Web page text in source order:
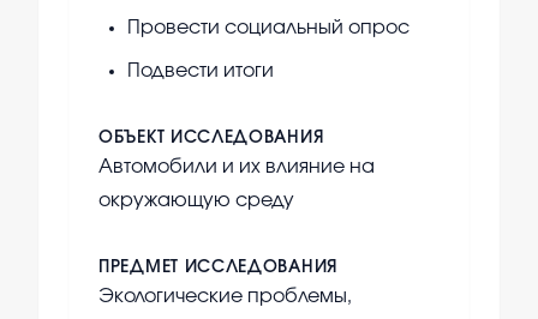
Провести социальный опрос
Подвести итоги
ОБЪЕКТ ИССЛЕДОВАНИЯ
Автомобили и их влияние на
окружающую среду
ПРЕДМЕТ ИССЛЕДОВАНИЯ
Экологические проблемы,